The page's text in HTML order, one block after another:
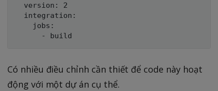
  version: 2
  integration:
    jobs:
Có nhiều điều chỉnh cần thiết để code này hoạt
động với một dự án cụ thể.